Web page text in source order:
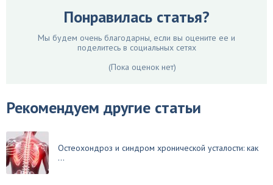
Понравилась статья?
Мы будем очень благодарны, если вы оцените ее и
поделитесь в социальных сетях
(Пока оценок нет)
Рекомендуем другие статьи
Остеохондроз и синдром хронической усталости: как
...